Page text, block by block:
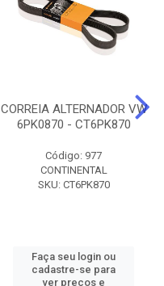
CORREIA ALTERNADOR VW
6PK0870 - CT6PK870
Código: 977
CONTINENTAL
SKU: CT6PK870
Faça seu login ou
cadastre-se para
ver preços e